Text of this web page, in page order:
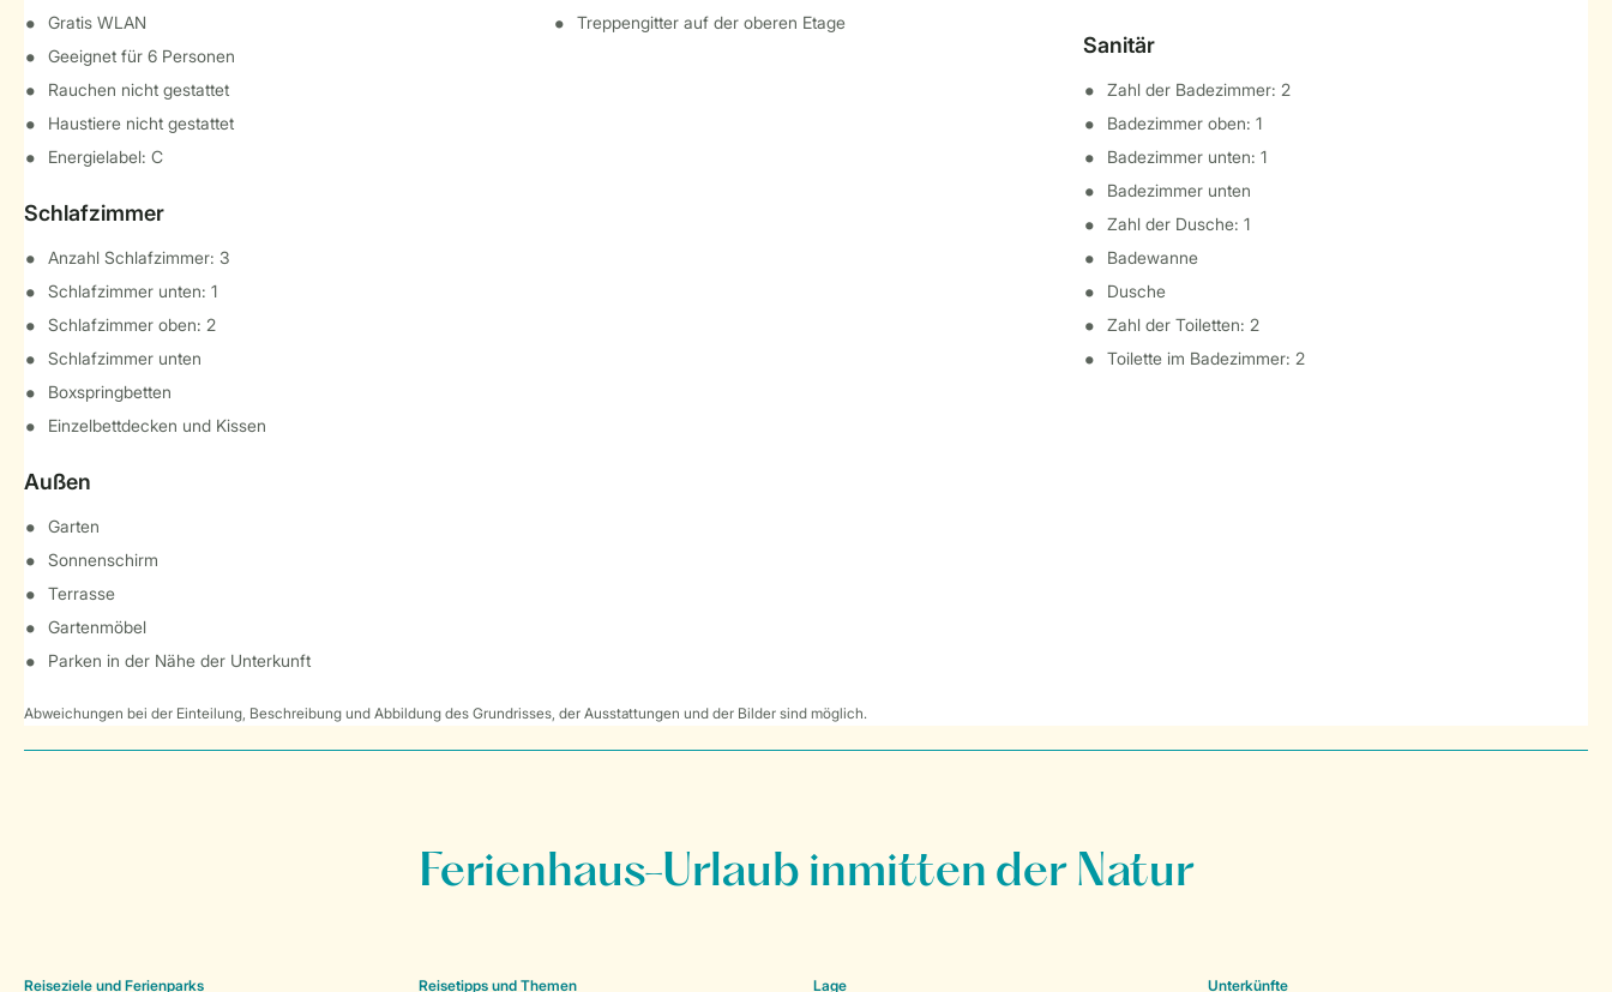
Gratis WLAN
Geeignet für 6 Personen
Rauchen nicht gestattet
Haustiere nicht gestattet
Energielabel: C
Schlafzimmer
Anzahl Schlafzimmer: 3
Schlafzimmer unten: 1
Schlafzimmer oben: 2
Schlafzimmer unten
Boxspringbetten
Einzelbettdecken und Kissen
Außen
Garten
Sonnenschirm
Terrasse
Gartenmöbel
Parken in der Nähe der Unterkunft
Treppengitter auf der oberen Etage
Sanitär
Zahl der Badezimmer: 2
Badezimmer oben: 1
Badezimmer unten: 1
Badezimmer unten
Zahl der Dusche: 1
Badewanne
Dusche
Zahl der Toiletten: 2
Toilette im Badezimmer: 2
Abweichungen bei der Einteilung, Beschreibung und Abbildung des Grundrisses, der Ausstattungen und der Bilder sind möglich.
Ferienhaus-Urlaub inmitten der Natur
Reiseziele und Ferienparks Reisetipps und Themen Lage Unterkünfte